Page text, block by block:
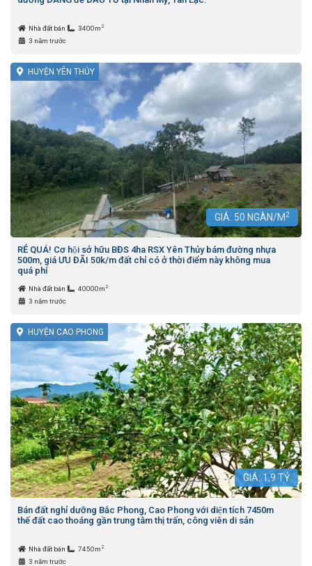
Nhà đất bán 3400m 2
3 năm trước
HUYỆN YÊN THỦY
GIÁ: 50 NGÀN/M2
RẺ QUÁ! Cơ hội sở hữu BĐS 4ha RSX Yên Thủy bám đường nhựa
500m, giá ƯU ĐÃI 50k/m đất chỉ có ở thời điểm này không mua
quá phí
Nhà đất bán 40000m 2
3 năm trước
HUYỆN CAO PHONG
GIÁ: 1,9 TỶ
Bán đất nghỉ dưỡng Bắc Phong, Cao Phong với diện tích 7450m
thế đất cao thoáng gần trung tâm thị trấn, công viên di sản
Nhà đất bán 7450m 2
3 năm trước